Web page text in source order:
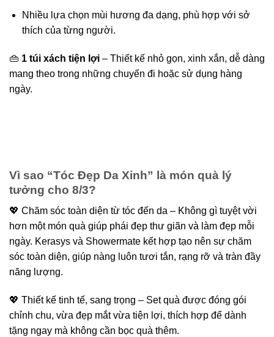
Nhiều lựa chọn mùi hương đa dạng, phù hợp với sở
thích của từng người.
👜 1 túi xách tiện lợi – Thiết kế nhỏ gọn, xinh xắn, dễ dàng
mang theo trong những chuyến đi hoặc sử dụng hàng
ngày.
Vì sao “Tóc Đẹp Da Xinh” là món quà lý
tưởng cho 8/3?
💖 Chăm sóc toàn diện từ tóc đến da – Không gì tuyệt vời
hơn một món quà giúp phái đẹp thư giãn và làm đẹp mỗi
ngày. Kerasys và Showermate kết hợp tạo nên sự chăm
sóc toàn diện, giúp nàng luôn tươi tắn, rạng rỡ và tràn đầy
năng lượng.
💖 Thiết kế tinh tế, sang trọng – Set quà được đóng gói
chỉnh chu, vừa đẹp mắt vừa tiện lợi, thích hợp để dành
tặng ngay mà không cần bọc quà thêm.